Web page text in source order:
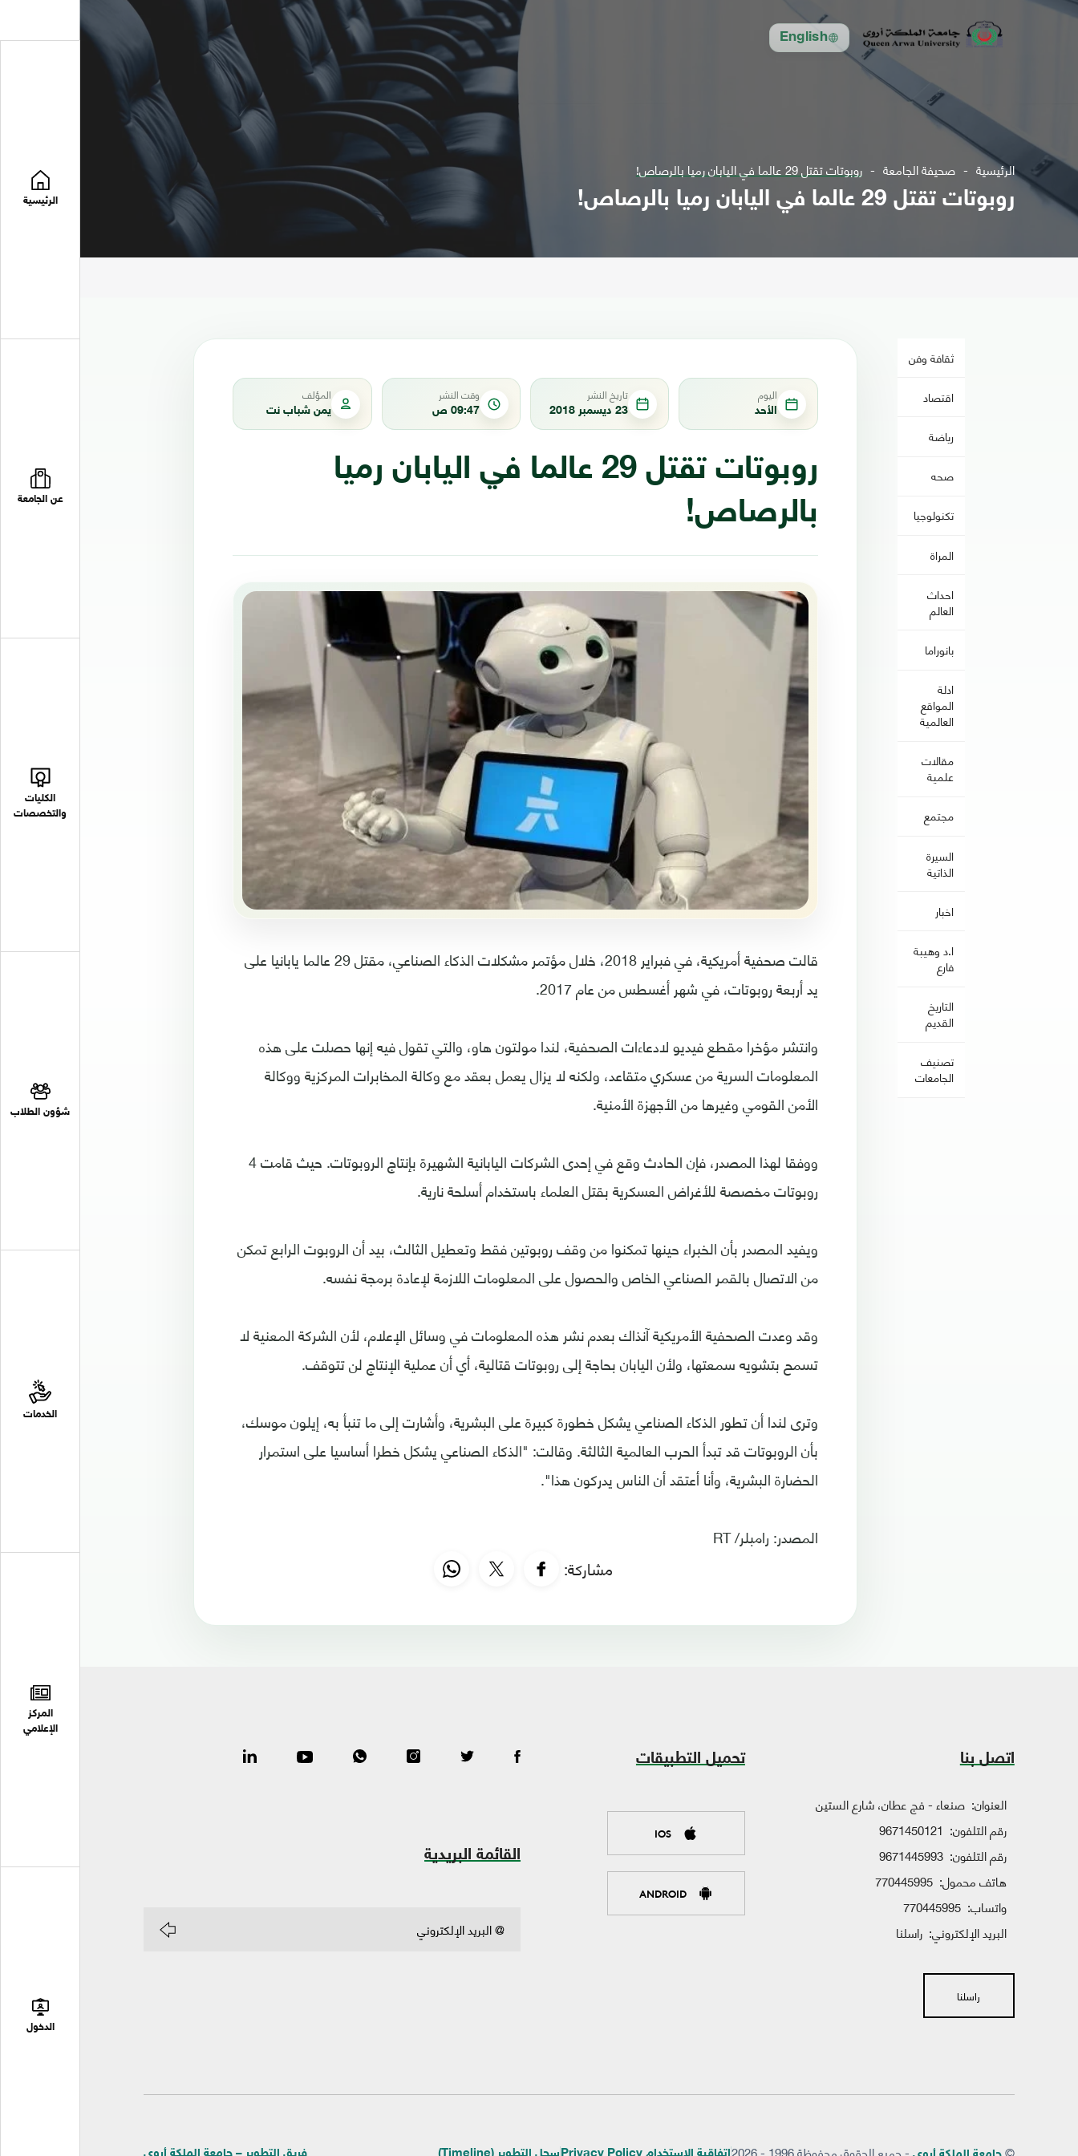
English
الرئيسية
عن الجامعة
الكليات
والتخصصات
شؤون الطلاب
الخدمات
المركز
الإعلامي
الدخول
الرئيسية صحيفة الجامعة روبوتات تقتل 29 عالما في اليابان رميا بالرصاص!
روبوتات تقتل 29 عالما في اليابان رميا بالرصاص!
ثقافة وفن
اقتصاد
رياضة
صحه
تكنولوجيا
المراة
احداث
العالم
بانوراما
ادلة
المواقع
العالمية
مقالات
علمية
مجتمع
السيرة
الذاتية
اخبار
ا.د وهيبة
فارع
التاريخ
القديم
تصنيف
الجامعات
اليوم
الأحد
تاريخ النشر
23 ديسمبر 2018
وقت النشر
09:47 ص
المؤلف
يمن شباب نت
روبوتات تقتل 29 عالما في اليابان رميا
بالرصاص!
قالت صحفية أمريكية، في فبراير 2018، خلال مؤتمر مشكلات الذكاء الصناعي، مقتل 29 عالما يابانيا على
يد أربعة روبوتات، في شهر أغسطس من عام 2017.
وانتشر مؤخرا مقطع فيديو لادعاءات الصحفية، لندا مولتون هاو، والتي تقول فيه إنها حصلت على هذه
المعلومات السرية من عسكري متقاعد، ولكنه لا يزال يعمل بعقد مع وكالة المخابرات المركزية ووكالة
الأمن القومي وغيرها من الأجهزة الأمنية.
ووفقا لهذا المصدر، فإن الحادث وقع في إحدى الشركات اليابانية الشهيرة بإنتاج الروبوتات. حيث قامت 4
روبوتات مخصصة للأغراض العسكرية بقتل العلماء باستخدام أسلحة نارية.
ويفيد المصدر بأن الخبراء حينها تمكنوا من وقف روبوتين فقط وتعطيل الثالث، بيد أن الروبوت الرابع تمكن
من الاتصال بالقمر الصناعي الخاص والحصول على المعلومات اللازمة لإعادة برمجة نفسه.
وقد وعدت الصحفية الأمريكية آنذاك بعدم نشر هذه المعلومات في وسائل الإعلام، لأن الشركة المعنية لا
تسمح بتشويه سمعتها، ولأن اليابان بحاجة إلى روبوتات قتالية، أي أن عملية الإنتاج لن تتوقف.
وترى لندا أن تطور الذكاء الصناعي يشكل خطورة كبيرة على البشرية، وأشارت إلى ما تنبأ به، إيلون موسك،
بأن الروبوتات قد تبدأ الحرب العالمية الثالثة. وقالت: "الذكاء الصناعي يشكل خطرا أساسيا على استمرار
الحضارة البشرية، وأنا أعتقد أن الناس يدركون هذا".
المصدر: رامبلر/ RT
مشاركة:
اتصل بنا
العنوان: صنعاء - فج عطان، شارع الستين
رقم التلفون: 9671450121
رقم التلفون: 9671445993
هاتف محمول: 770445995
واتساب: 770445995
البريد الإلكتروني: راسلنا
راسلنا
تحميل التطبيقات
IOS
ANDROID
القائمة البريدية